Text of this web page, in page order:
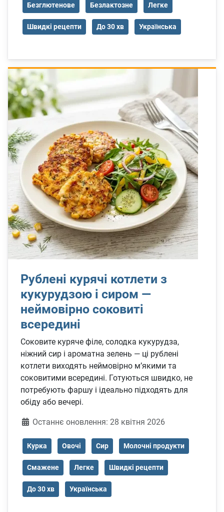
Безглютенове Безлактозне Легке
Швидкі рецепти До 30 хв Українська
Рублені курячі котлети з
кукурудзою і сиром —
неймовірно соковиті
всередині
Соковите куряче філе, солодка кукурудза,
ніжний сир і ароматна зелень — ці рублені
котлети виходять неймовірно м’якими та
соковитими всередині. Готуються швидко, не
потребують фаршу і ідеально підходять для
обіду або вечері.
ДеталіОстаннє оновлення: 28 квітня 2026
Курка Овочі Сир Молочні продукти
Смажене Легке Швидкі рецепти
До 30 хв Українська